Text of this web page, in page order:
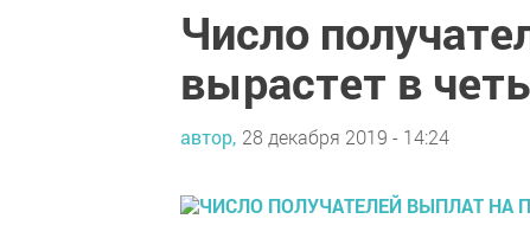
Число
вырастет в
автор, 28 декабря 2019 - 14:24